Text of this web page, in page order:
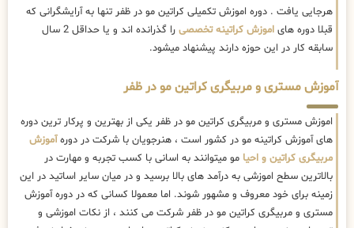
هرجایی یافت . دوره اموزش تکمیلی کراتین مو در ظفر تنها به آرایشگرانی که
قبلا دوره های اموزش کراتینه تخصصی
را گذرانده اند و یا حداقل 2 سال
سابقه کار در این حوزه دارند پیشنهاد میشود.
آموزش مستری و مربیگری کراتین مو در ظفر
اموزش مستری و مربیگری کراتین مو در ظفر یکی از بهترین و پرکار ترین دوره
های آموزش کراتینه مو در کشور است ، هنرجویان با شرکت در دورهآموزش
مربیگری کراتین و احیا مو میتوانند به اسانی با کسب تجربه و مهارت در
بالاترین سطح اموزشی به درآمد های بالا برسید و در میان سایر اساتید در این
زمینه برای خود معروف و مشهور شوند. اما معمولا کسانی که در دوره آموزش
مستری و مربیگری کراتین مو در ظفر شرکت می کنند ، از نکات اموزشی و